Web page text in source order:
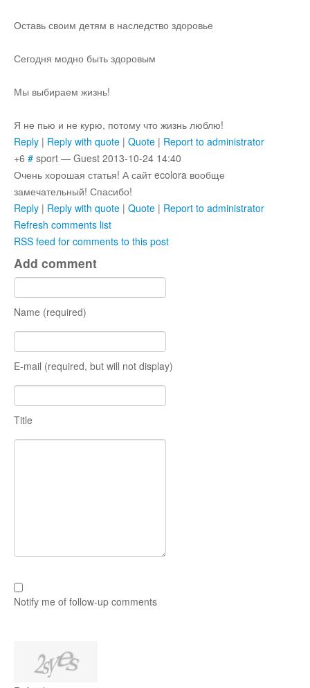
Оставь своим детям в наследство здоровье
Сегодня модно быть здоровым
Мы выбираем жизнь!
Я не пью и не курю, потому что жизнь люблю!
Reply | Reply with quote | Quote | Report to administrator
+6 # sport — Guest 2013-10-24 14:40
Очень хорошая статья! А сайт ecolora вообще
замечательный! Спасибо!
Reply | Reply with quote | Quote | Report to administrator
Refresh comments list
RSS feed for comments to this post
Add comment
Name (required)
E-mail (required, but will not display)
Title
Notify me of follow-up comments